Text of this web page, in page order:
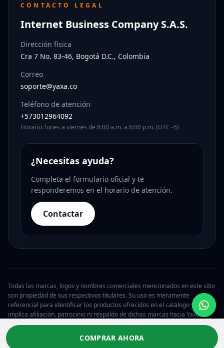
COMPRAR AHORA
CONTACTO LEGAL
Internet Business Company S.A.S.
Dirección física
Cra 7 No. 83-46, Bogotá D.C., Colombia
Correo
soporte@yaxa.co
Teléfono de atención
+573012964092
Horario: lunes a viernes de 8:00 a.m. a 6:00 p.m. (UTC -5)
¿Necesitas ayuda?
Completa el formulario oficial y te
responderemos en el horario de atención.
Contactar
Todas las marcas, logos y nombres comerciales mencionados en este sitio
son propiedad de sus respectivos titulares. Su uso es meramente
referencial para identificar los productos ofrecidos en el catálogo y no
implica afiliación, patrocinio ni respaldo de dichas marcas hacia Yaxa.
© 2026 Yaxa Guatemala. Todos los derechos reservados.